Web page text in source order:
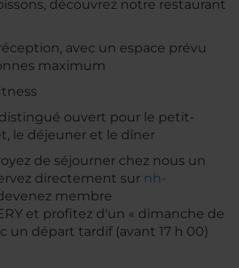
découvrez notre restaurant
avec un espace prévu
maximum
ouvert pour le petit-
le déjeuner et le dîner
de séjourner chez nous un
directement sur nh-
membre
et profitez d'un « dimanche de
un départ tardif (avant 17 h 00)